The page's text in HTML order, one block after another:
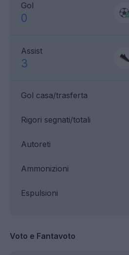
Gol
0
Assist
3
Gol casa/trasferta
Ammonizioni
Rigori segnati/totali
Espulsioni
Autoreti
Voto e Fantavoto